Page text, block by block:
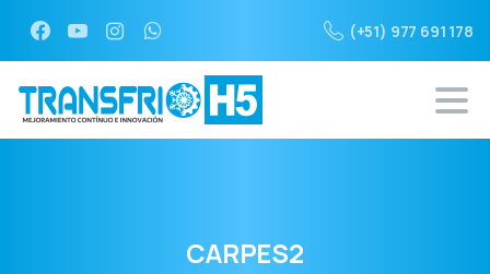
(+51) 977 691 178
CARPES2